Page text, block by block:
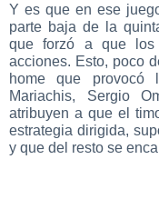
Y es que en ese
parte baja de la
que forzó a que los
acciones. Esto, poco
home que provocó
Mariachis, Sergio
atribuyen a que el
estrategia dirigida,
y que del resto se